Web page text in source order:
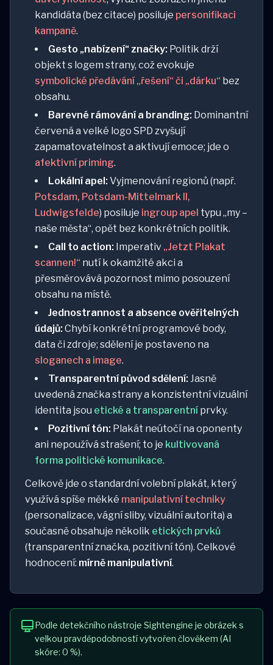
kandidáta (bez citace) posiluje personifikaci
kampaně.
Gesto „nabízení“ značky: Politik drží
objekt s logem strany, což evokuje
symbolické předávání „řešení“ či „dárku“ bez
obsahu.
Barevné rámování a branding: Dominantní
červená a velké logo SPD zvyšují
zapamatovatelnost a aktivují emoce; jde o
afektivní priming.
Lokální apel: Vyjmenování regionů (např.
Potsdam, Potsdam-Mittelmark II,
Ludwigsfelde) posiluje ingroup apel typu „my –
naše města“, opět bez konkrétních politik.
Call to action: Imperativ „Jetzt Plakat
scannen!“ nutí k okamžité akci a
přesměrovává pozornost mimo posouzení
obsahu na místě.
Jednostrannost a absence ověřitelných
údajů: Chybí konkrétní programové body,
data či zdroje; sdělení je postaveno na
sloganech a image.
Transparentní původ sdělení: Jasně
uvedená značka strany a konzistentní vizuální
identita jsou etické a transparentní prvky.
Pozitivní tón: Plakát neútočí na oponenty
ani nepoužívá strašení; to je kultivovaná
forma politické komunikace.
Celkově jde o standardní volební plakát, který
využívá spíše měkké manipulativní techniky
(personalizace, vágní sliby, vizuální autorita) a
současně obsahuje několik etických prvků
(transparentní značka, pozitivní tón). Celkové
hodnocení: mírně manipulativní.
Podle detekčního nástroje Sightengine je obrázek s
velkou pravděpodobností vytvořen člověkem (AI
skóre: 0 %).